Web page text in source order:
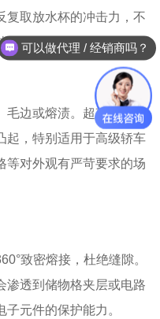
复取放水杯的冲击力，不
构的使用寿命。
毛边或熔渍。超声波焊接
起，特别适用于高级轿车
等对外观有严苛要求的场
°致密熔接，杜绝缝隙。
渗透到储物格夹层或电路
元件的保护能力。
可以做代理 / 经销商吗？